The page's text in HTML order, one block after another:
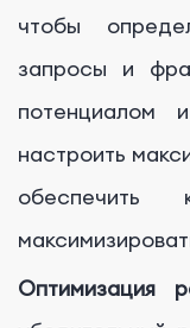
чтобы
запросы и
потенциалом
настроить
обеспечить
Оптимизация